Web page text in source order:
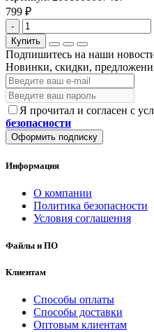
799 ₽
-
Купить
Подпишитесь на наши
Новинки, скидки,
Я прочитал и согласен с
безопасности
Оформить подписку
Информация
О компании
Политика безопасности
Условия соглашения
Файлы и ПО
Клиентам
Способы оплаты
Способы доставки
Оптовым клиентам